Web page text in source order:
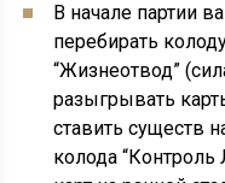
В начале партии
перебирать
“Жизнеотвод”
разыгрывать
ставить существ
колода “Контроль